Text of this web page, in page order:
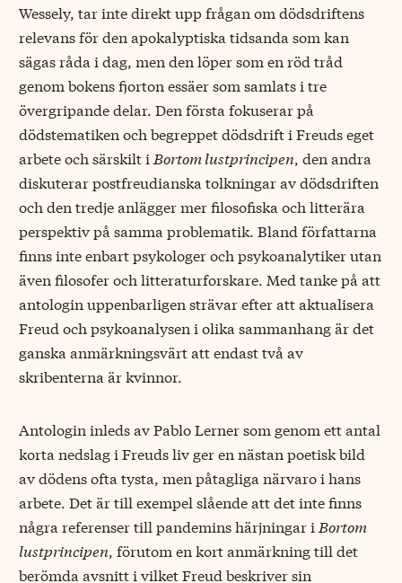
Wessely, tar inte direkt upp frågan om dödsdriftens
relevans för den apokalyptiska tidsanda som kan
sägas råda i dag, men den löper som en röd tråd
genom bokens fjorton essäer som samlats i tre
övergripande delar. Den första fokuserar på
dödstematiken och begreppet dödsdrift i Freuds eget
arbete och särskilt i Bortom lustprincipen, den andra
diskuterar postfreudianska tolkningar av dödsdriften
och den tredje anlägger mer filosofiska och litterära
perspektiv på samma problematik. Bland författarna
finns inte enbart psykologer och psykoanalytiker utan
även filosofer och litteraturforskare. Med tanke på att
antologin uppenbarligen strävar efter att aktualisera
Freud och psykoanalysen i olika sammanhang är det
ganska anmärkningsvärt att endast två av
skribenterna är kvinnor.
Antologin inleds av Pablo Lerner som genom ett antal
korta nedslag i Freuds liv ger en nästan poetisk bild
av dödens ofta tysta, men påtagliga närvaro i hans
arbete. Det är till exempel slående att det inte finns
några referenser till pandemins härjningar i Bortom
lustprincipen, förutom en kort anmärkning till det
berömda avsnitt i vilket Freud beskriver sin